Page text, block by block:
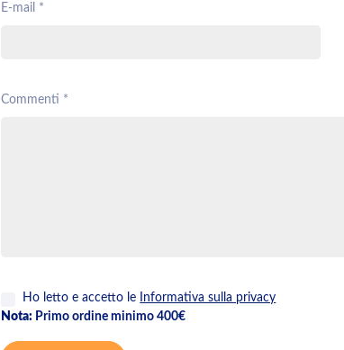
E-mail *
Commenti *
Ho letto e accetto le
Informativa sulla privacy
Nota: Primo ordine minimo 400€